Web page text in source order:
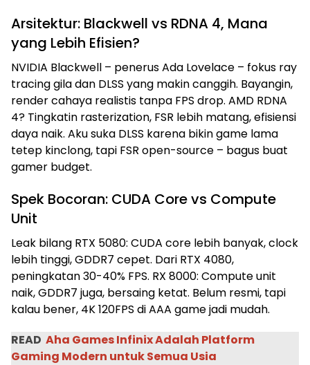
Arsitektur: Blackwell vs RDNA 4, Mana
yang Lebih Efisien?
NVIDIA Blackwell – penerus Ada Lovelace – fokus ray
tracing gila dan DLSS yang makin canggih. Bayangin,
render cahaya realistis tanpa FPS drop. AMD RDNA
4? Tingkatin rasterization, FSR lebih matang, efisiensi
daya naik. Aku suka DLSS karena bikin game lama
tetep kinclong, tapi FSR open-source – bagus buat
gamer budget.
Spek Bocoran: CUDA Core vs Compute
Unit
Leak bilang RTX 5080: CUDA core lebih banyak, clock
lebih tinggi, GDDR7 cepet. Dari RTX 4080,
peningkatan 30-40% FPS. RX 8000: Compute unit
naik, GDDR7 juga, bersaing ketat. Belum resmi, tapi
kalau bener, 4K 120FPS di AAA game jadi mudah.
READ Aha Games Infinix Adalah Platform
Gaming Modern untuk Semua Usia